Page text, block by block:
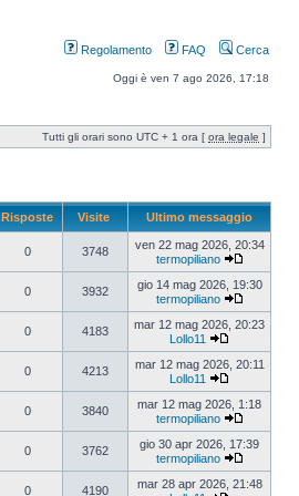
Regolamento FAQ Cerca
Oggi è ven 7 ago 2026, 17:18
Tutti gli orari sono UTC + 1 ora [ ora legale ]
Risposte Visite Ultimo messaggio
0 3748
ven 22 mag 2026, 20:34
termopiliano
0 3932
gio 14 mag 2026, 19:30
termopiliano
0 4183
mar 12 mag 2026, 20:23
Lollo11
0 4213
mar 12 mag 2026, 20:11
Lollo11
0 3840
mar 12 mag 2026, 1:18
termopiliano
0 3762
gio 30 apr 2026, 17:39
termopiliano
0 4190
mar 28 apr 2026, 21:48